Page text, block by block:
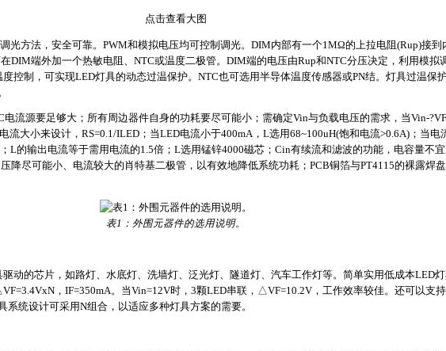
点击查看大图
光方法，安全可靠。PWM和模拟电压均可控制调光。DIM内部有一个1MΩ的上拉电阻(Rup)接到
DIM端外加一个热敏电阻、NTC或温度二极管。DIM端的电压由Rup和NTC分压决定，利用模拟
控制，可实现LED灯具的动态过温保护。NTC也可选用半导体温度传感器或PN结。灯具过温保
流源要足够大；所有周边器件自身的功耗要尽可能小；需确定Vin与负载电压的需求，当Vin-
流大小来设计，RS=0.1/ILED；当LED电流小于400mA，L选用68~100uH(饱和电流>0.6A)；当电
L的输出电流等于需用电流的1.5倍；L选用锰锌4000磁芯；Cin有续流和滤波的功能，电容量不
降尽可能小、电流较大的肖特基二极管，以有效地降低系统功耗；PCB铜箔与PT4115的裸露焊
表1：外围元器件的选用说明。
动的芯片，如路灯、水底灯、洗墙灯、泛光灯、隧道灯、汽车工作灯等。简单实用低成本LED
，IF=350mA。当Vin=12V时，3颗LED串联，△VF=10.2V，工作效率较佳。还可以支
统设计可采用N组合，以适应多种灯具方案的需要。